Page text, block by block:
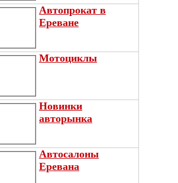
Автопрокат в
Ереване
Мотоциклы
Новинки
авторынка
Автосалоны
Еревана